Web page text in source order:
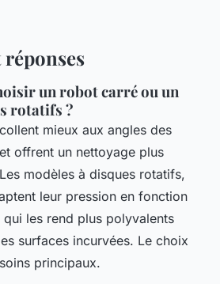
un robot carré ou un
rotatifs ?
mieux aux angles des
offrent un nettoyage plus
modèles à disques rotatifs,
leur pression en fonction
les rend plus polyvalents
surfaces incurvées. Le choix
principaux.